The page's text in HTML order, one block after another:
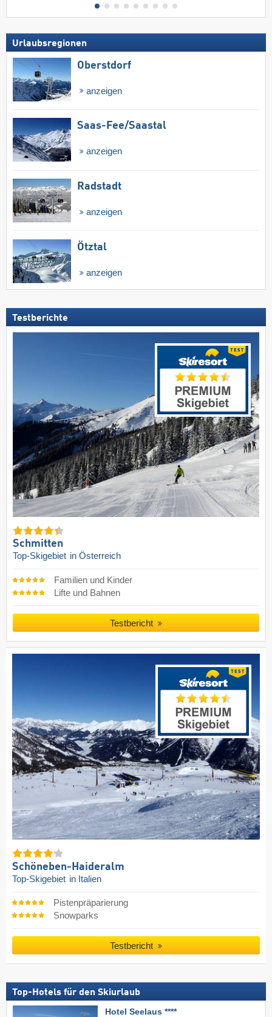
Urlaubsregionen
Oberstdorf
anzeigen
Saas-Fee/​Saastal
anzeigen
Radstadt
anzeigen
Ötztal
anzeigen
Testberichte
Schmitten
Top-Skigebiet in Österreich
Familien und Kinder
Lifte und Bahnen
Testbericht
Schöneben-Haideralm
Top-Skigebiet in Italien
Pistenpräparierung
Snowparks
Testbericht
Top-Hotels für den Skiurlaub
Hotel Seelaus ****